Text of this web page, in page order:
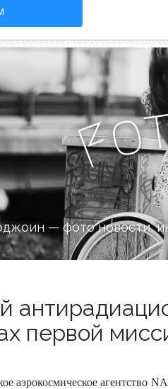
Fo
— фото новости,
первой
аэрокосмическое агентство